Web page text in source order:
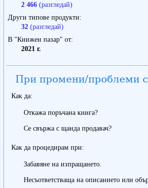
2 466 (разгледай)
Други типове продукти
32 (разгледай)
В "Книжен пазар" от
2021 г.
При промени/проблеми
Как да:
Откажа поръчана книга?
Се свържа с щанда продавач?
Как да процедирам при:
Забавяне на изпращането.
Несъответстваща на описанието или